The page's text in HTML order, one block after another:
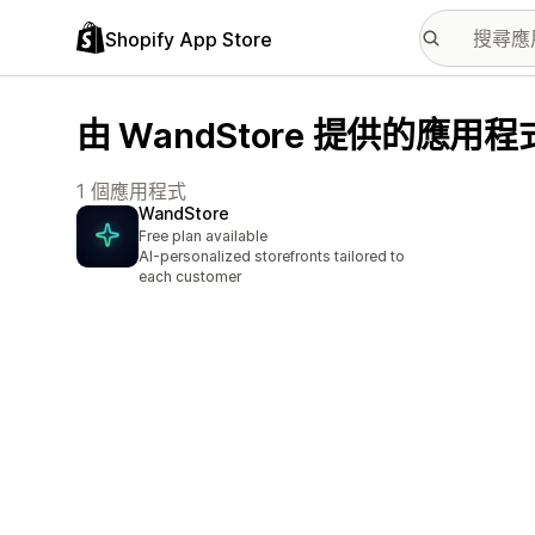
Shopify App Store
由 WandStore 提供的應用程
1 個應用程式
WandStore
Free plan available
AI-personalized storefronts tailored to
each customer